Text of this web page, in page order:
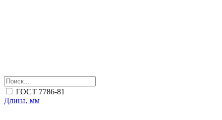
ГОСТ 7786-81
Длина, мм